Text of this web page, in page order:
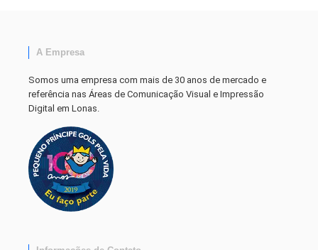
A Empresa
Somos uma empresa com mais de 30 anos de mercado e
referência nas Áreas de Comunicação Visual e Impressão
Digital em Lonas.